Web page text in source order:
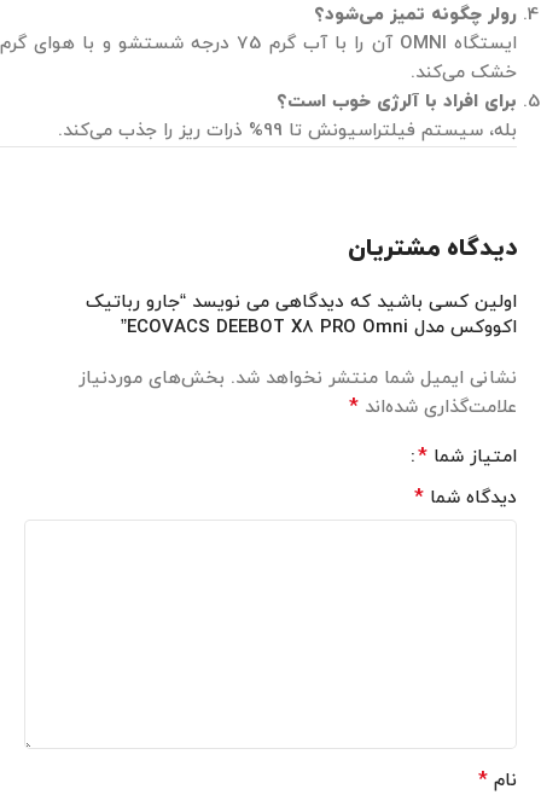
رولر چگونه تمیز می‌شود؟
ایستگاه OMNI آن را با آب گرم 75 درجه شستشو و با هوای گرم
خشک می‌کند.
برای افراد با آلرژی خوب است؟
بله، سیستم فیلتراسیونش تا 99% ذرات ریز را جذب می‌کند.
دیدگاه مشتریان
اولین کسی باشید که دیدگاهی می نویسد “جارو رباتیک
اکووکس مدل ECOVACS DEEBOT X8 PRO Omni”
نشانی ایمیل شما منتشر نخواهد شد. بخش‌های موردنیاز
علامت‌گذاری شده‌اند *
امتیاز شما *
دیدگاه شما *
نام *